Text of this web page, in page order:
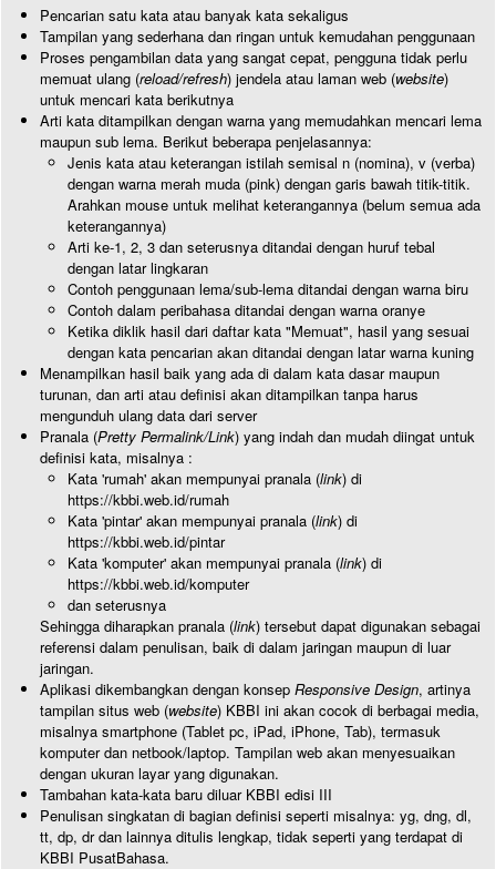
Pencarian satu kata atau banyak kata sekaligus
Tampilan yang sederhana dan ringan untuk kemudahan penggunaan
Proses pengambilan data yang sangat cepat, pengguna tidak perlu
memuat ulang (reload/refresh) jendela atau laman web (website)
untuk mencari kata berikutnya
Arti kata ditampilkan dengan warna yang memudahkan mencari lema
maupun sub lema. Berikut beberapa penjelasannya:
Jenis kata atau keterangan istilah semisal n (nomina), v (verba)
dengan warna merah muda (pink) dengan garis bawah titik-titik.
Arahkan mouse untuk melihat keterangannya (belum semua ada
keterangannya)
Arti ke-1, 2, 3 dan seterusnya ditandai dengan huruf tebal
dengan latar lingkaran
Contoh penggunaan lema/sub-lema ditandai dengan warna biru
Contoh dalam peribahasa ditandai dengan warna oranye
Ketika diklik hasil dari daftar kata "Memuat", hasil yang sesuai
dengan kata pencarian akan ditandai dengan latar warna kuning
Menampilkan hasil baik yang ada di dalam kata dasar maupun
turunan, dan arti atau definisi akan ditampilkan tanpa harus
mengunduh ulang data dari server
Pranala (Pretty Permalink/Link) yang indah dan mudah diingat untuk
definisi kata, misalnya :
Kata 'rumah' akan mempunyai pranala (link) di
https://kbbi.web.id/rumah
Kata 'pintar' akan mempunyai pranala (link) di
https://kbbi.web.id/pintar
Kata 'komputer' akan mempunyai pranala (link) di
https://kbbi.web.id/komputer
dan seterusnya
Sehingga diharapkan pranala (link) tersebut dapat digunakan sebagai
referensi dalam penulisan, baik di dalam jaringan maupun di luar
jaringan.
Aplikasi dikembangkan dengan konsep Responsive Design, artinya
tampilan situs web (website) KBBI ini akan cocok di berbagai media,
misalnya smartphone (Tablet pc, iPad, iPhone, Tab), termasuk
komputer dan netbook/laptop. Tampilan web akan menyesuaikan
dengan ukuran layar yang digunakan.
Tambahan kata-kata baru diluar KBBI edisi III
Penulisan singkatan di bagian definisi seperti misalnya: yg, dng, dl,
tt, dp, dr dan lainnya ditulis lengkap, tidak seperti yang terdapat di
KBBI PusatBahasa.